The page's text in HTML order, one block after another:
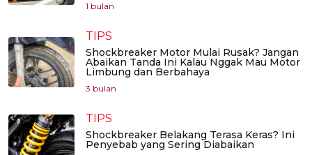
1 bulan
TIPS
Shockbreaker Motor Mulai Rusak? Jangan
Abaikan Tanda Ini Kalau Nggak Mau Motor
Limbung dan Berbahaya
3 bulan
TIPS
Shockbreaker Belakang Terasa Keras? Ini
Penyebab yang Sering Diabaikan